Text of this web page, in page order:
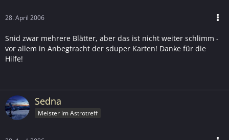
28. April 2006
Snid zwar mehrere Blätter, aber das ist nicht weiter schlimm -
vor allem in Anbegtracht der sduper Karten! Danke für die
Hilfe!
Sedna
Meister im Astrotreff